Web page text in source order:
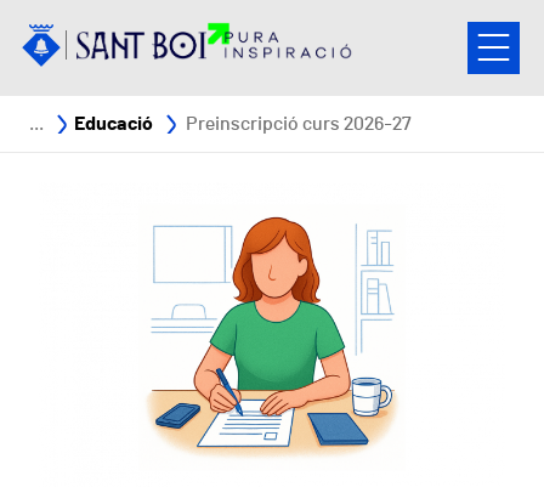
Fil d'ariadna
Educació Preinscripció curs 2026-27